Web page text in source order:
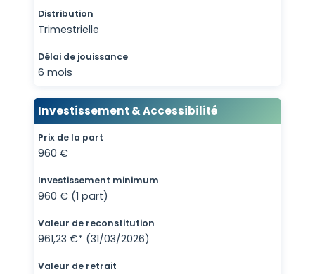
Distribution
Trimestrielle
Délai de jouissance
6 mois
Investissement & Accessibilité
Prix de la part
960 €
Investissement minimum
960 € (1 part)
Valeur de reconstitution
961,23 €* (31/03/2026)
Valeur de retrait